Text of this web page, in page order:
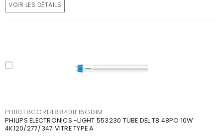
VOIR LES DÉTAILS
PHI10T8CORE48840IF16GDIM
PHILIPS ELECTRONICS -LIGHT 553230 TUBE DEL T8 48PO 10W
4K120/277/347 VITRE TYPE A